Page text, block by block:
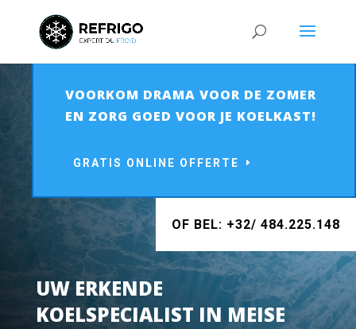
VOORKOM DRAMA VOOR DE ZOMER
EN ZORG GOED VOOR JE KOELKAST!
GRATIS ONLINE OFFERTE
OF BEL: +32/ 484.225.148
UW ERKENDE
KOELSPECIALIST IN MEISE